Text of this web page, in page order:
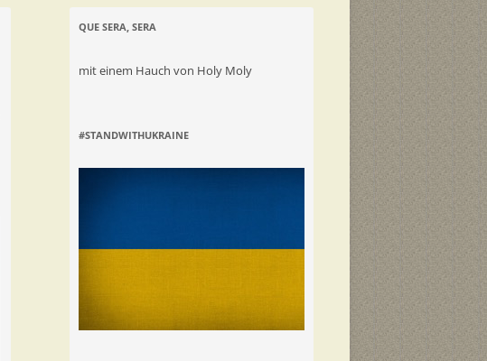
QUE SERA, SERA
mit einem Hauch von Holy Moly
#STANDWITHUKRAINE